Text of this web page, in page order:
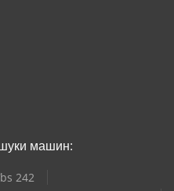
машин:
242